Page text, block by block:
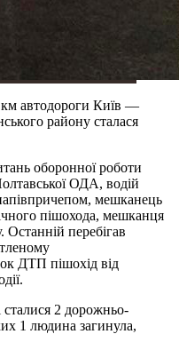
км автодороги Київ —
району сталася
оборонної роботи
ОДА, водій
мешканець
пішохода, мешканця
перебігав
ДТП пішохід від
сталися 2 дорожньо-
1 людина загинула,